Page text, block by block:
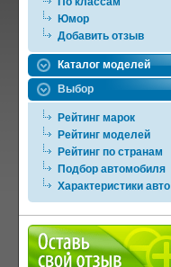
Юмор
Добавить отзыв
Каталог моделей
Выбор
Рейтинг марок
Рейтинг моделей
Рейтинг по странам
Подбор автомобиля
Характеристики авто